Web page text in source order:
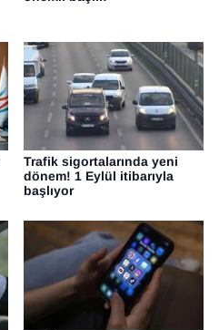
Trafik sigortalarında yeni
dönem! 1 Eylül itibarıyla
başlıyor